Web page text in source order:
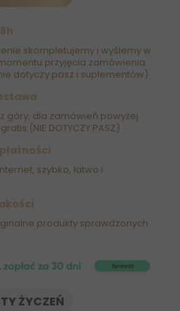
skompletujemy i wyślemy w
przyjęcia zamówienia
dotyczy pasz i suplementów)
z góry, dla zamówień powyżej
(NIE DOTYCZY PASZ)
szybko, łatwo i
produkty sprawdzonych
ŻYCZEŃ